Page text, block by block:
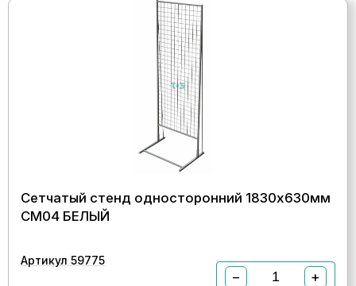
Сетчатый стенд односторонний 1830х630мм
СМ04 БЕЛЫЙ
Артикул 59775
− +